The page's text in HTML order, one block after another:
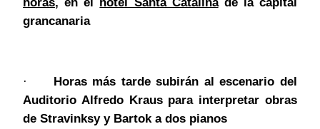
grancanaria
·
Horas más tarde subirán al escenario del
Auditorio Alfredo Kraus para interpretar obras
de Stravinksy y Bartok a dos pianos